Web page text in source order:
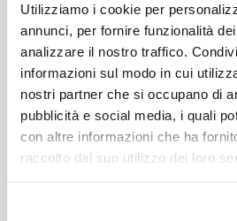
Utilizziamo i cookie per
annunci, per fornire funzionalità
analizzare il nostro traffico.
informazioni sul modo in cui
nostri partner che si occupano di
pubblicità e social media, i quali
con altre informazioni che ha
raccolto dal suo utilizzo dei loro
l’importanza dell’accoglienza:
migrante, il rifugiato, il profugo
ogni porta della nuova terra è
di incontro con Gesù”.
Anche durante l’Angelus, Papa
ribadito la sua vicinanza a
affidandoli alla protezione della